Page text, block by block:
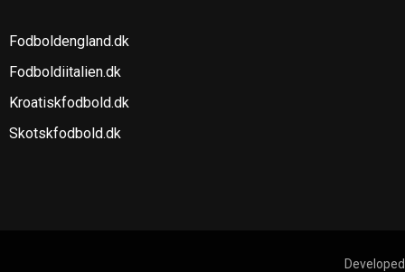
Fodboldengland.dk
Fodboldiitalien.dk
Kroatiskfodbold.dk
Skotskfodbold.dk